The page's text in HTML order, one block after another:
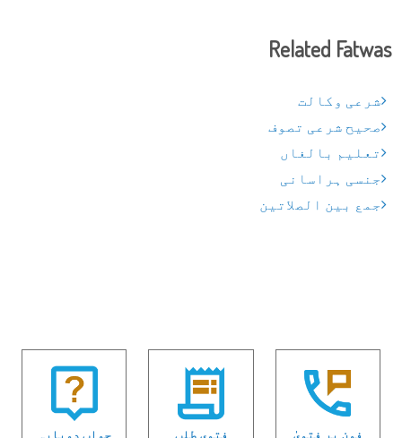
Related Fatwas
شرعی وکالت
صحیح شرعی تصوف
تعلیم بالغاں
جنسی ہراسانی
جمع بین الصلاتین
فون پر فتویٰ
فتوی طلب
جواب دوبارہ